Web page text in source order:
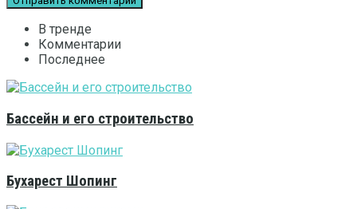
В тренде
Комментарии
Последнее
Бассейн и его строительство
Бухарест Шопинг